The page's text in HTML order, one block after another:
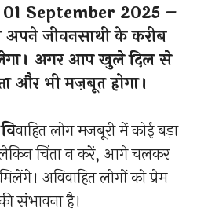
September 2025 –
अपने जीवनसाथी के करीब
अगर आप खुले दिल से
और भी मज़बूत होगा।
वाहित लोग मजबूरी में कोई बड़ा
चिंता न करें, आगे चलकर
अविवाहित लोगों को प्रेम
संभावना है।